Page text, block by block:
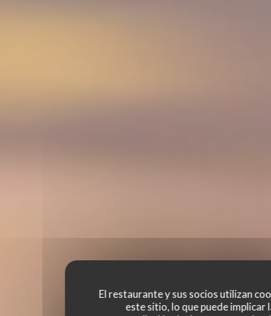
El restaurante y sus socios utilizan
este sitio, lo que puede implicar